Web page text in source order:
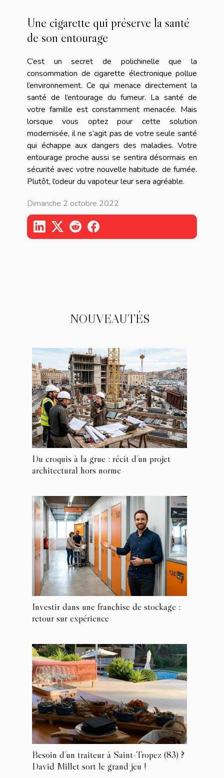
Une cigarette qui préserve la santé
de son entourage
C’est un secret de polichinelle que la
consommation de cigarette électronique pollue
l’environnement. Ce qui menace directement la
santé de l’entourage du fumeur. La santé de
votre famille est constamment menacée. Mais
lorsque vous optez pour cette solution
modernisée, il ne s’agit pas de votre seule santé
qui échappe aux dangers des maladies. Votre
entourage proche aussi se sentira désormais en
sécurité avec votre nouvelle habitude de fumée.
Plutôt, l’odeur du vapoteur leur sera agréable.
Dimanche 2 octobre 2022
NOUVEAUTÉS
Du croquis à la grue : récit d’un projet
architectural hors norme
Investir dans une franchise de stockage :
retour sur expérience
Besoin d’un traiteur à Saint-Tropez (83) ?
David Millet sort le grand jeu !